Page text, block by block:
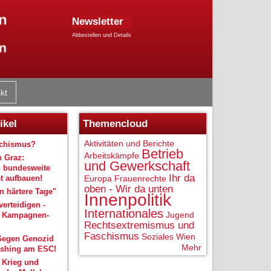
Newsletter
Abbestellen und Details
Graz:
bundesweite
aufbauen!
härtere Tage"
-
Genozid
am ESC!
Krieg und
Themencloud
Aktivitäten und Berichte
Arbeitskämpfe Betrieb
und Gewerkschaft
Europa Frauenrechte Ihr da
oben - Wir da unten
Innenpolitik
Internationales Jugend
Rechtsextremismus und
Faschismus Soziales Wien
Mehr